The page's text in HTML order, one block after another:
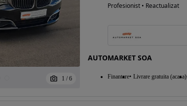
1 / 6
Profesionist • Reactualizat
AUTOMARKET SOA
Finantare Livrare gratuita (acasa)